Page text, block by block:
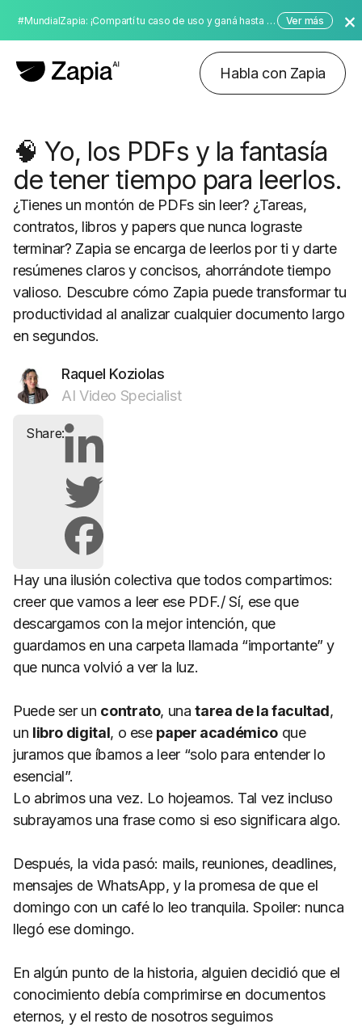
#MundialZapia: ¡Compartí tu caso de uso y ganá hasta $10,000 dólares!
Ver más
Habla con Zapia
🧠Yo, los PDFs y la fantasía
de tener tiempo para leerlos.
¿Tienes un montón de PDFs sin leer? ¿Tareas,
contratos, libros y papers que nunca lograste
terminar? Zapia se encarga de leerlos por ti y darte
resúmenes claros y concisos, ahorrándote tiempo
valioso. Descubre cómo Zapia puede transformar tu
productividad al analizar cualquier documento largo
en segundos.
Raquel Koziolas
AI Video Specialist
Share:
Hay una ilusión colectiva que todos compartimos:
creer que vamos a leer ese PDF./ Sí, ese que
descargamos con la mejor intención, que
guardamos en una carpeta llamada “importante” y
que nunca volvió a ver la luz.
Puede ser un contrato, unatarea de la facultad,
un libro digital, o ese paper académicoque
juramos que íbamos a leer “solo para entender lo
esencial”.
Lo abrimos una vez. Lo hojeamos. Tal vez incluso
subrayamos una frase como si eso significara algo.
Después, la vida pasó: mails, reuniones, deadlines,
mensajes de WhatsApp, y la promesa de que el
domingo con un café lo leo tranquila. Spoiler: nunca
llegó ese domingo.
En algún punto de la historia, alguien decidió que el
conocimiento debía comprimirse en documentos
eternos, y el resto de nosotros seguimos